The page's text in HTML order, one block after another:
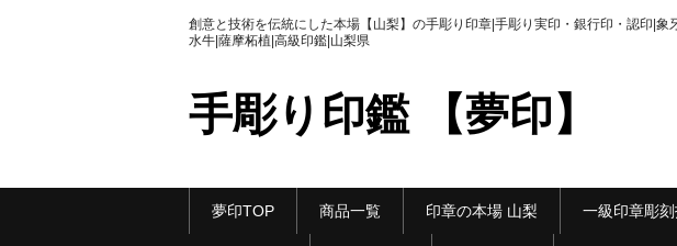
創意と技術を伝統にした本場【山梨】の手彫り印章|手彫り実印・銀行印・認印|象
水牛|薩摩柘植|高級印鑑|山梨県
手彫り印鑑 【夢印】
夢印TOP 商品一覧 印章の本場 山梨 一級印章彫